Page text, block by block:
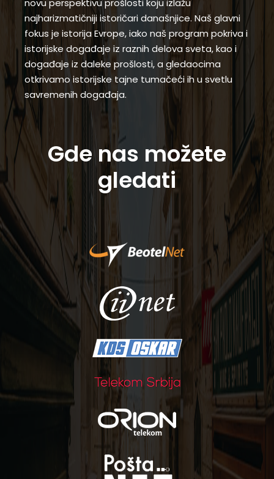
novu perspektivu prošlosti koju izlažu
najharizmatičniji istoričari današnjice. Naš glavni
fokus je istorija Evrope, iako naš program pokriva i
istorijske događaje iz raznih delova sveta, kao i
događaje iz daleke prošlosti, a gledaocima
otkrivamo istorijske tajne tumačeći ih u svetlu
savremenih događaja.
Gde nas možete
gledati